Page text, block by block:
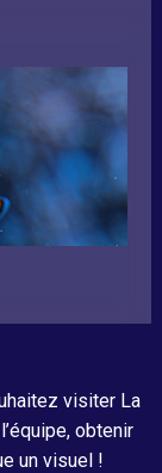
visiter La
obtenir
un visuel !